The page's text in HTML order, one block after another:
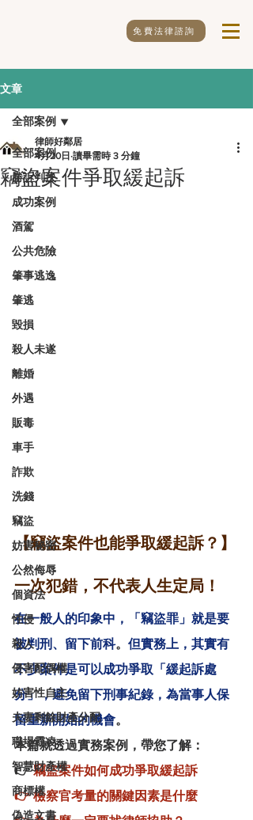
免費法律諮詢
文章
全部案例
勝訴判決
成功案例
酒駕
公共危險
肇事逃逸
肇逃
毀損
殺人未遂
離婚
外遇
販毒
車手
詐欺
洗錢
竊盜
妨害秘密
公然侮辱
個資法
性侵
殺人
侵害配偶權
妨害性自主
夫妻剩餘財產分配
職場霸凌
智慧財產權
商標權
偽造文書
全部案例
竊盜案件爭取緩起訴
律師好鄰居
4月20日 讀畢需時 3 分鐘
【竊盜案件也能爭取緩起訴？】
一次犯錯，不代表人生定局！
在一般人的印象中，「竊盜罪」就是要
被判刑、留下前科。 但實務上，其實有
不少案件是可以成功爭取「緩起訴處
分」，避免留下刑事紀錄，為當事人保
留重新開始的機會。
本篇就透過實務案例，帶您了解：
👉 竊盜案件如何成功爭取緩起訴
👉 檢察官考量的關鍵因素是什麼